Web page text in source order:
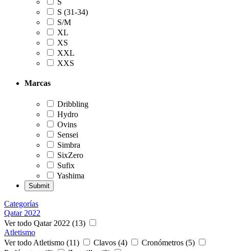
S (31-34)
S/M
XL
XS
XXL
XXS
Marcas
Dribbling
Hydro
Ovins
Sensei
Simbra
SixZero
Sufix
Yashima
Categorías
Qatar 2022
Ver todo Qatar 2022 (13)
Atletismo
Ver todo Atletismo (11)
Clavos (4)
Cronómetros (5)